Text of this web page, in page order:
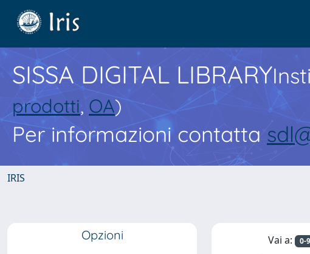
SISSA DIGITAL LIBRARY
prodotti, OA)
Per informazioni contatta
IRIS
Opzioni Vai a: 0-9